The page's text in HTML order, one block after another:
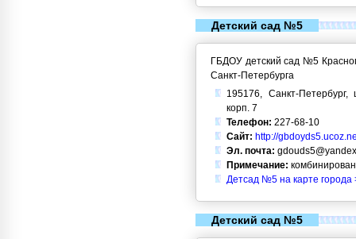
Детский сад №5
ГБДОУ детский сад №5
Санкт-Петербурга
195176, Санкт-
корп. 7
Телефон: 227-68-10
Сайт: http://
Эл. почта:
Примечание:
Детсад №5 на карте города
Детский сад №5